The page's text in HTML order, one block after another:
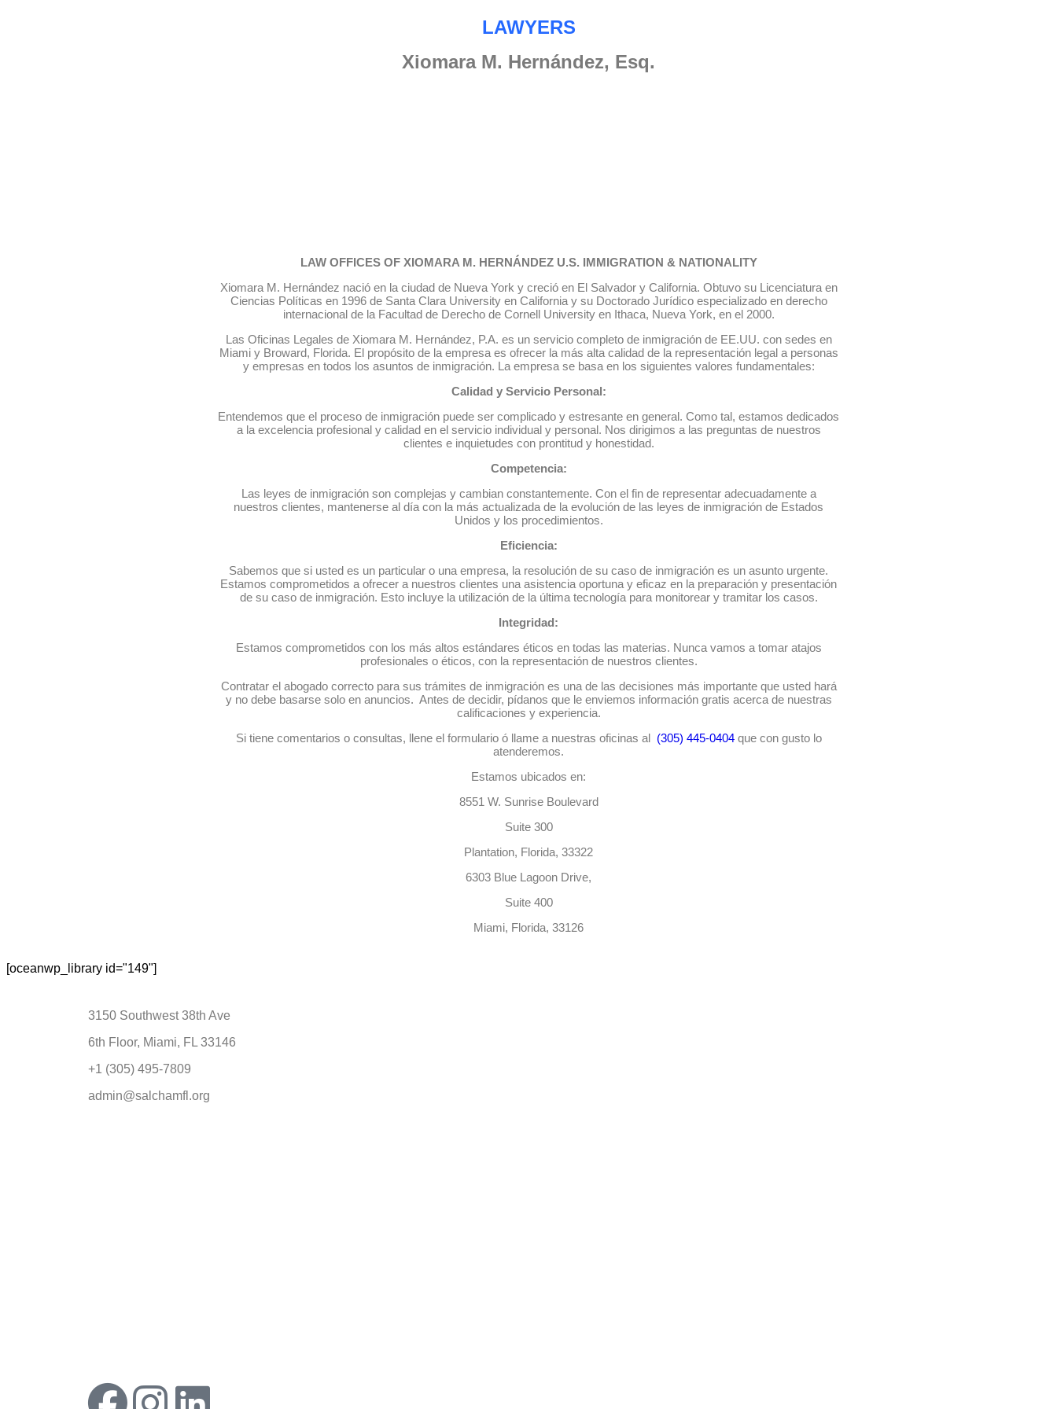
LAWYERS
Xiomara M. Hernández, Esq.
LAW OFFICES OF XIOMARA M. HERNÁNDEZ U.S. IMMIGRATION & NATIONALITY
Xiomara M. Hernández nació en la ciudad de Nueva York y creció en El Salvador y California. Obtuvo su Licenciatura en
Ciencias Políticas en 1996 de Santa Clara University en California y su Doctorado Jurídico especializado en derecho
internacional de la Facultad de Derecho de Cornell University en Ithaca, Nueva York, en el 2000.
Las Oficinas Legales de Xiomara M. Hernández, P.A. es un servicio completo de inmigración de EE.UU. con sedes en
Miami y Broward, Florida. El propósito de la empresa es ofrecer la más alta calidad de la representación legal a personas
y empresas en todos los asuntos de inmigración. La empresa se basa en los siguientes valores fundamentales:
Calidad y Servicio Personal:
Entendemos que el proceso de inmigración puede ser complicado y estresante en general. Como tal, estamos dedicados
a la excelencia profesional y calidad en el servicio individual y personal. Nos dirigimos a las preguntas de nuestros
clientes e inquietudes con prontitud y honestidad.
Competencia:
Las leyes de inmigración son complejas y cambian constantemente. Con el fin de representar adecuadamente a
nuestros clientes, mantenerse al día con la más actualizada de la evolución de las leyes de inmigración de Estados
Unidos y los procedimientos.
Eficiencia:
Sabemos que si usted es un particular o una empresa, la resolución de su caso de inmigración es un asunto urgente.
Estamos comprometidos a ofrecer a nuestros clientes una asistencia oportuna y eficaz en la preparación y presentación
de su caso de inmigración. Esto incluye la utilización de la última tecnología para monitorear y tramitar los casos.
Integridad:
Estamos comprometidos con los más altos estándares éticos en todas las materias. Nunca vamos a tomar atajos
profesionales o éticos, con la representación de nuestros clientes.
Contratar el abogado correcto para sus trámites de inmigración es una de las decisiones más importante que usted hará
y no debe basarse solo en anuncios. Antes de decidir, pídanos que le enviemos información gratis acerca de nuestras
calificaciones y experiencia.
Si tiene comentarios o consultas, llene el formulario ó llame a nuestras oficinas al (305) 445-0404que con gusto lo
atenderemos.
Estamos ubicados en:
8551 W. Sunrise Boulevard
Suite 300
Plantation, Florida, 33322
6303 Blue Lagoon Drive,
Suite 400
Miami, Florida, 33126
[oceanwp_library id="149"]
3150 Southwest 38th Ave
6th Floor, Miami, FL 33146
+1 (305) 495-7809
admin@salchamfl.org